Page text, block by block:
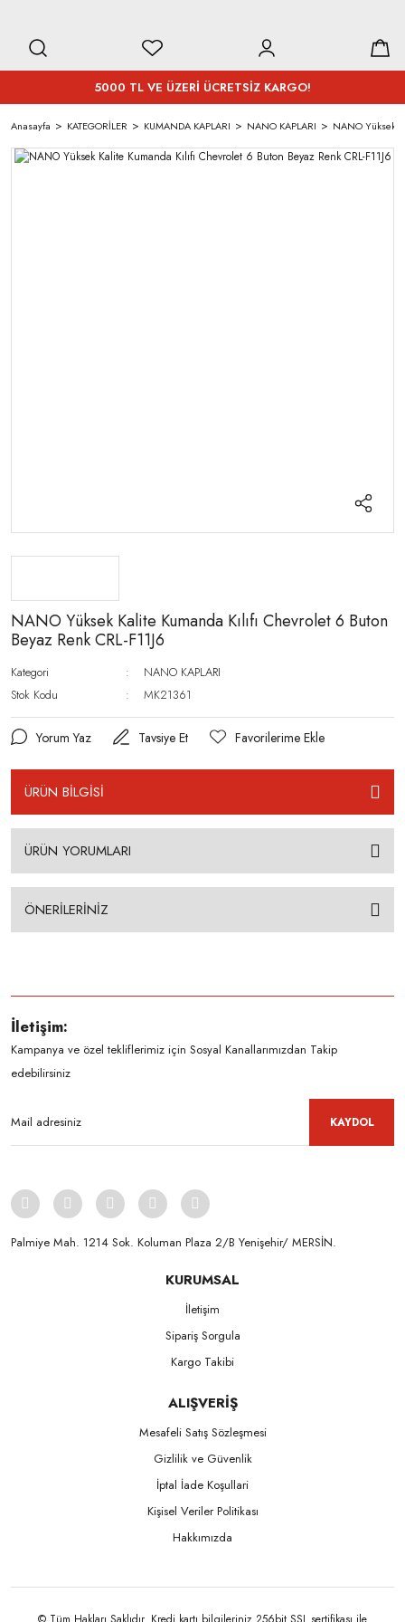
5000 TL VE ÜZERİ ÜCRETSİZ KARGO!
Anasayfa KATEGORİLER KUMANDA KAPLARI NANO KAPLARI NANO Yüksek
NANO Yüksek Kalite Kumanda Kılıfı Chevrolet 6 Buton
Beyaz Renk CRL-F11J6
Kategori
NANO KAPLARI
Stok Kodu
MK21361
Yorum Yaz Tavsiye Et
ÜRÜN BİLGİSİ
ÜRÜN YORUMLARI
ÖNERİLERİNİZ
İletişim:
Kampanya ve özel tekliflerimiz için Sosyal Kanallarımızdan Takip
edebilirsiniz
KAYDOL
Palmiye Mah. 1214 Sok. Koluman Plaza 2/B Yenişehir/ MERSİN.ㅤㅤㅤㅤㅤㅤㅤㅤㅤㅤㅤㅤㅤㅤㅤㅤㅤㅤㅤㅤㅤㅤㅤㅤㅤㅤㅤㅤㅤㅤㅤㅤㅤㅤㅤ ㅤㅤㅤㅤㅤㅤㅤㅤㅤㅤ
KURUMSAL
İletişim
Sipariş Sorgula
Kargo Takibi
ALIŞVERİŞ
Mesafeli Satış Sözleşmesi
Gizlilik ve Güvenlik
İptal İade Koşullari
Kişisel Veriler Politikası
Hakkımızda